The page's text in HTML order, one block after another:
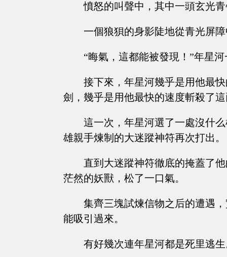
憤怒的叫聲中，其中一頭玄光
一個狼狽的身影陡地從青光屏
“晦氣，這都能被發現！”年星
接下來，年星河幾乎是用他最
劍，幾乎是用他最快的速度斬殺了
這一次，年星河選了一處沒什
雄親手煉制的大迷蹤神符再次打出。
直到大迷蹤神符徹底的掩蓋了
茫然的妖獸，松了一口氣。
集齊三塊試煉信物之后的遭遇
能吸引過來。
有好幾次連年星河都是死里逃